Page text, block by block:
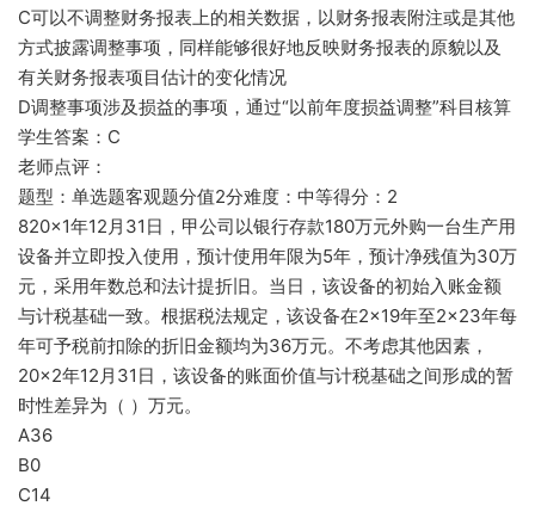
C可以不调整财务报表上的相关数据，以财务报表附注或是其他
方式披露调整事项，同样能够很好地反映财务报表的原貌以及
有关财务报表项目估计的变化情况
D调整事项涉及损益的事项，通过“以前年度损益调整”科目核算
学生答案：C
老师点评：
题型：单选题客观题分值2分难度：中等得分：2
820×1年12月31日，甲公司以银行存款180万元外购一台生产用
设备并立即投入使用，预计使用年限为5年，预计净残值为30万
元，采用年数总和法计提折旧。当日，该设备的初始入账金额
与计税基础一致。根据税法规定，该设备在2×19年至2×23年每
年可予税前扣除的折旧金额均为36万元。不考虑其他因素，
20×2年12月31日，该设备的账面价值与计税基础之间形成的暂
时性差异为（ ）万元。
A36
B0
C14